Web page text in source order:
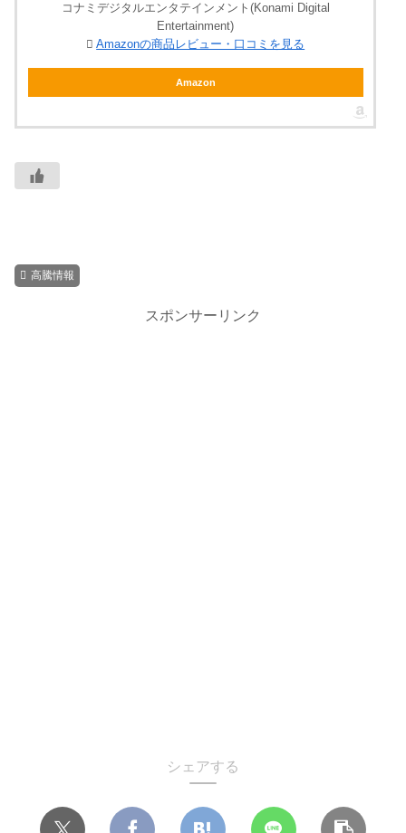
コナミデジタルエンタテインメント(Konami Digital
Entertainment)
Amazonの商品レビュー・口コミを見る
Amazon
高騰情報
スポンサーリンク
シェアする